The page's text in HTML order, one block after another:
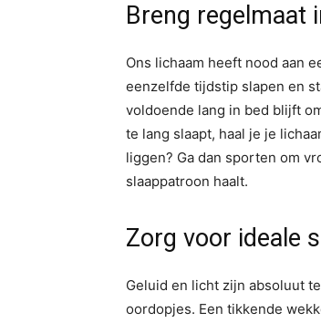
Breng regelmaat
Ons lichaam heeft nood aan
eenzelfde tijdstip slapen en
voldoende lang in bed blijft
te lang slaapt, haal je je
liggen? Ga dan sporten om
slaappatroon haalt.
Zorg voor ideale
Geluid en licht zijn absoluut
oordopjes. Een tikkende